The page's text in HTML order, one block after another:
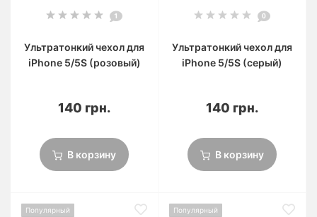
1
Ультратонкий чехол для
iРhone 5/5S (розовый)
140 грн.
В корзину
0
Ультратонкий чехол для
iРhone 5/5S (серый)
140 грн.
В корзину
Популярный
Популярный